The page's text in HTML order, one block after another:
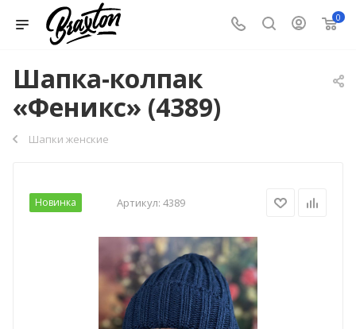
0
Шапка-колпак
«Феникс» (4389)
Шапки женские
Новинка Артикул: 4389